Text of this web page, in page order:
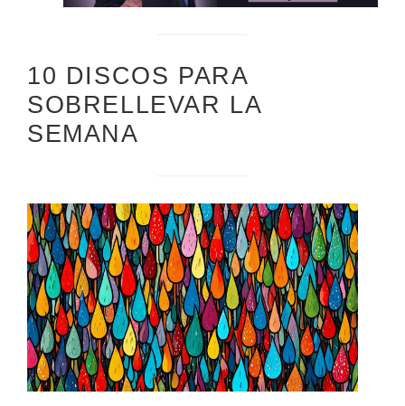
10 DISCOS PARA
SOBRELLEVAR LA
SEMANA